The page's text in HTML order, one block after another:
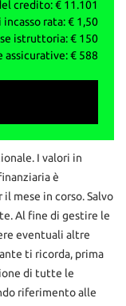
credito: € 11.101
incasso rata: € 1,50
istruttoria: € 150
assicurative: € 588
I valori in
è
mese in corso. Salvo
Al fine di gestire le
eventuali altre
ti ricorda, prima
di tutte le
riferimento alle